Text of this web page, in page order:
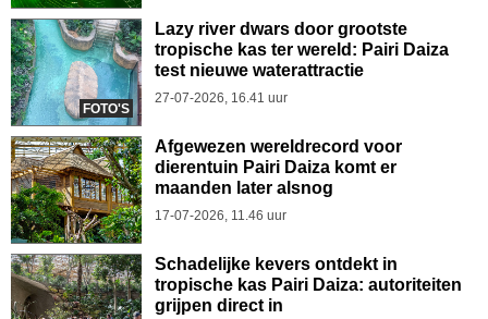
FOTO'S
Lazy river dwars door grootste
tropische kas ter wereld: Pairi Daiza
test nieuwe waterattractie
27-07-2026, 16.41 uur
Afgewezen wereldrecord voor
dierentuin Pairi Daiza komt er
maanden later alsnog
17-07-2026, 11.46 uur
Schadelijke kevers ontdekt in
tropische kas Pairi Daiza: autoriteiten
grijpen direct in